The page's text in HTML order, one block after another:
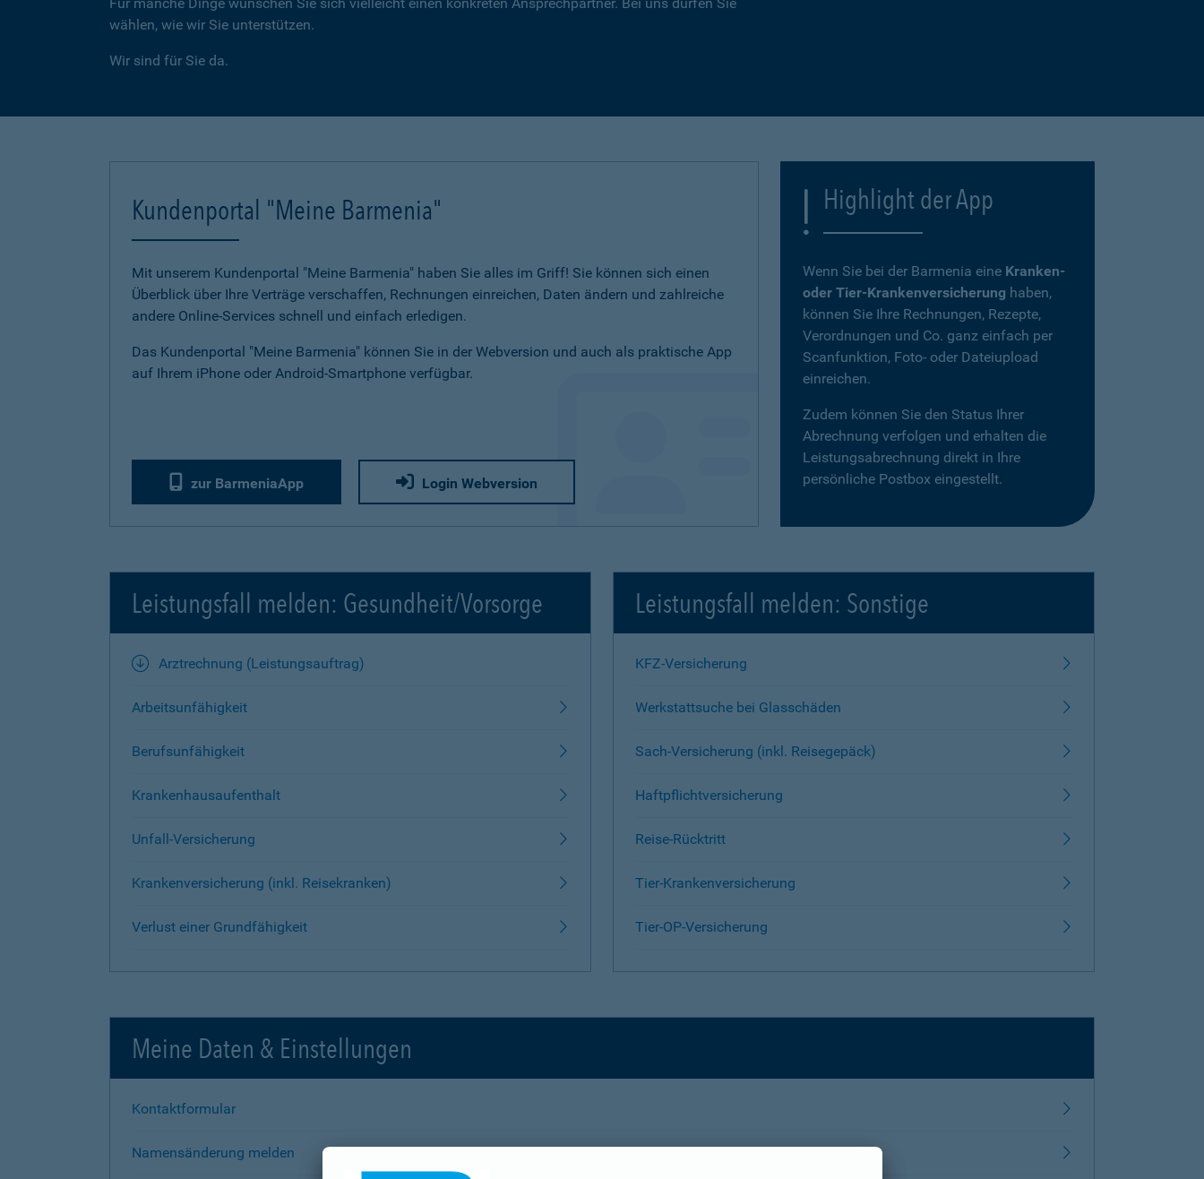
wählen, wie wir Sie unterstützen.
Wir sind für Sie da.
Kundenportal "Meine Barmenia"
Mit unserem Kundenportal "Meine Barmenia" haben Sie alles im Griff! Sie können sich einen
Überblick über Ihre Verträge verschaffen, Rechnungen einreichen, Daten ändern und zahlreiche
andere Online-Services schnell und einfach erledigen.
Das Kundenportal "Meine Barmenia" können Sie in der Webversion und auch als praktische App
auf Ihrem iPhone oder Android-Smartphone verfügbar.
zur BarmeniaApp Login Webversion
Highlight der App
Wenn Sie bei der Barmenia eine Kranken-
oder Tier-Krankenversicherung haben,
können Sie Ihre Rechnungen, Rezepte,
Verordnungen und Co. ganz einfach per
Scanfunktion, Foto- oder Dateiupload
einreichen.
Zudem können Sie den Status Ihrer
Abrechnung verfolgen und erhalten die
Leistungsabrechnung direkt in Ihre
persönliche Postbox eingestellt.
Leistungsfall melden: Gesundheit/Vorsorge
Arztrechnung (Leistungsauftrag)
Arbeitsunfähigkeit
Berufsunfähigkeit
Krankenhausaufenthalt
Unfall-Versicherung
Krankenversicherung (inkl. Reisekranken)
Verlust einer Grundfähigkeit
Leistungsfall melden: Sonstige
KFZ-Versicherung
Werkstattsuche bei Glasschäden
Sach-Versicherung (inkl. Reisegepäck)
Haftpflichtversicherung
Reise-Rücktritt
Tier-Krankenversicherung
Tier-OP-Versicherung
Meine Daten & Einstellungen
Kontaktformular
Namensänderung melden